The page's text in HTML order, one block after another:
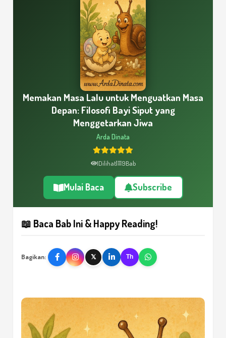
Memakan Masa Lalu untuk Menguatkan Masa
Depan: Filosofi Bayi Siput yang
Menggetarkan Jiwa
Arda Dinata
1Dilihat 9Bab
Mulai Baca Subscribe
📖 Baca Bab Ini & Happy Reading!
Bagikan: 𝕏 Th